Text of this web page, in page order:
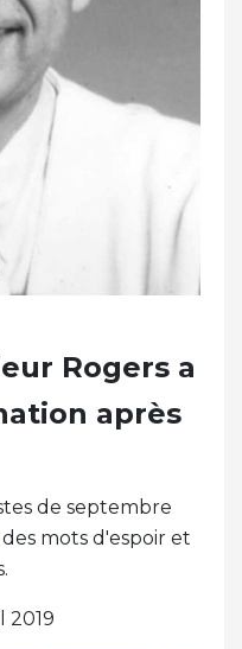
Rogers a
après
de septembre
mots d'espoir et
2019